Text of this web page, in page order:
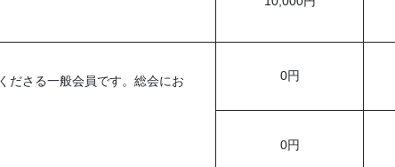
ださる一般会員です。総会にお
0円
0円